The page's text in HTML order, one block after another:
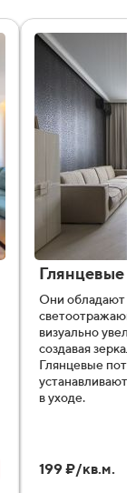
Глянцевые
Они обладают
визуально
создавая
Глянцевые
в уходе.
199 ₽/кв.м.